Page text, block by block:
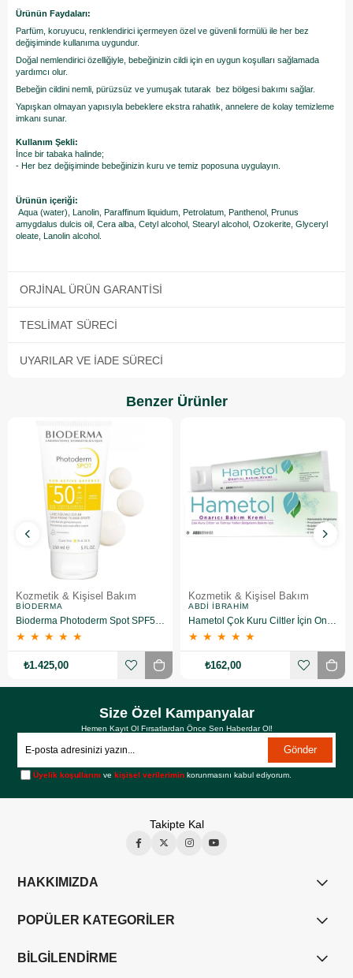
Ürünün Faydaları:
Parfüm, koruyucu, renklendirici içermeyen özel ve güvenli formülü ile her bez
değişiminde kullanıma uygundur.
Doğal nemlendirici özelliğiyle, bebeğinizin cildi için en uygun koşulları sağlamada
yardımcı olur.
Bebeğin cildini nemli, pürüzsüz ve yumuşak tutarak bez bölgesi bakımı sağlar.
Yapışkan olmayan yapısıyla bebeklere ekstra rahatlık, annelere de kolay temizleme
imkanı sunar.
Kullanım Şekli:
İnce bir tabaka halinde;
- Her bez değişiminde bebeğinizin kuru ve temiz poposuna uygulayın.
Ürünün içeriği:
Aqua (water), Lanolin, Paraffinum liquidum, Petrolatum, Panthenol, Prunus
amygdalus dulcis oil, Cera alba, Cetyl alcohol, Stearyl alcohol, Ozokerite, Glyceryl
oleate, Lanolin alcohol.
ORJINAL ÜRÜN GARANTISI
TESLIMAT SÜRECI
UYARILAR VE İADE SÜRECI
Benzer Ürünler
Kozmetik & Kişisel Bakım
BIODERMA
★ ★ ★ ★ ★
₺1.425,00
Kozmetik & Kişisel Bakım
ABDI İBRAHIM
★ ★ ★ ★ ★
₺162,00
Size Özel Kampanyalar
Hemen Kayıt Ol Fırsatlardan Önce Sen Haberdar Ol!
Gönder
Üyelik koşullarını vekişisel verilerimin korunmasını kabul ediyorum.
Takipte Kal
HAKKIMIZDA
POPÜLER KATEGORİLER
BİLGİLENDİRME